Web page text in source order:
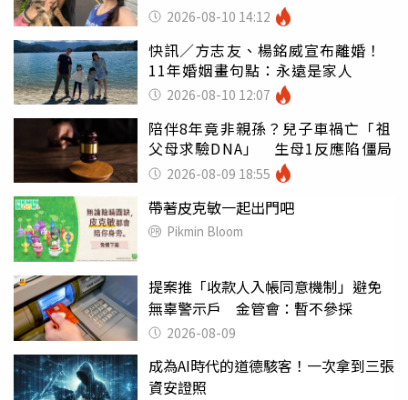
心聲2026-08-10 14:12
快訊／方志友、楊銘威宣布離婚！
11年婚姻畫句點：永遠是家人
2026-08-10 12:07
陪伴8年竟非親孫？兒子車禍亡「祖
父母求驗DNA」 生母1反應陷僵局
2026-08-09 18:55
帶著皮克敏一起出門吧
Pikmin Bloom
提案推「收款人入帳同意機制」避免
無辜警示戶 金管會：暫不參採
2026-08-09
成為AI時代的道德駭客！一次拿到三張
資安證照